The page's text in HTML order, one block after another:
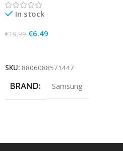
In stock
€19.99 €6.49
SKU: 8806088571447
BRAND Samsung